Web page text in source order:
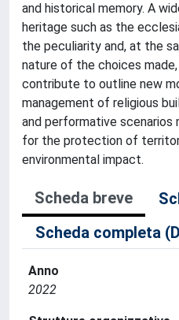
and historical memory. A
heritage such as the
the peculiarity and, at the
nature of the choices
contribute to outline new
management of religious
and performative scenarios
for the protection of
environmental impact.
Scheda breve
Scheda completa
Anno
2022